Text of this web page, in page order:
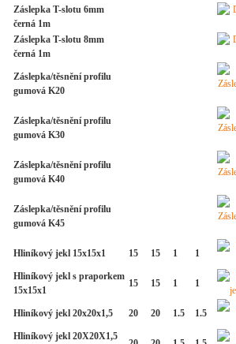
Záslepka T-slotu 6mm
černá 1m
Záslepka T-slotu 8mm
černá 1m
Záslepka/těsnění profilu
gumová K20
Záslepka/těsnění profilu
gumová K30
Záslepka/těsnění profilu
gumová K40
Záslepka/těsnění profilu
gumová K45
Hliníkový jekl 15x15x1 15 15 1 1
Hliníkový jekl s praporkem
15x15x1
15 15 1 1
Hliníkový jekl 20x20x1,5 20 20 1.5 1.5
Hliníkový jekl 20X20X1,5